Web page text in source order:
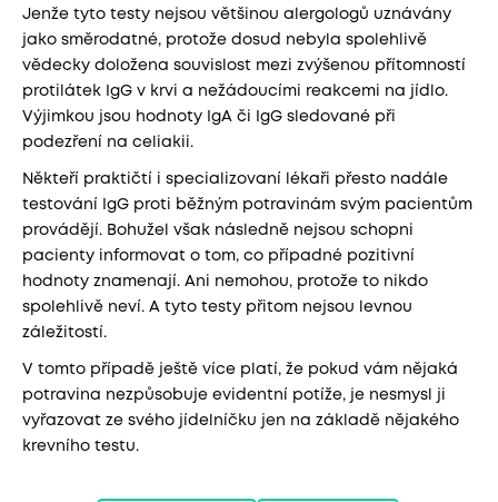
Jenže tyto testy nejsou většinou alergologů uznávány
jako směrodatné, protože dosud nebyla spolehlivě
vědecky doložena souvislost mezi zvýšenou přítomností
protilátek IgG v krvi a nežádoucími reakcemi na jídlo.
Výjimkou jsou hodnoty IgA či IgG sledované při
podezření na celiakii.
Někteří praktičtí i specializovaní lékaři přesto nadále
testování IgG proti běžným potravinám svým pacientům
provádějí. Bohužel však následně nejsou schopni
pacienty informovat o tom, co případné pozitivní
hodnoty znamenají. Ani nemohou, protože to nikdo
spolehlivě neví. A tyto testy přitom nejsou levnou
záležitostí.
V tomto případě ještě více platí, že pokud vám nějaká
potravina nezpůsobuje evidentní potíže, je nesmysl ji
vyřazovat ze svého jídelníčku jen na základě nějakého
krevního testu.